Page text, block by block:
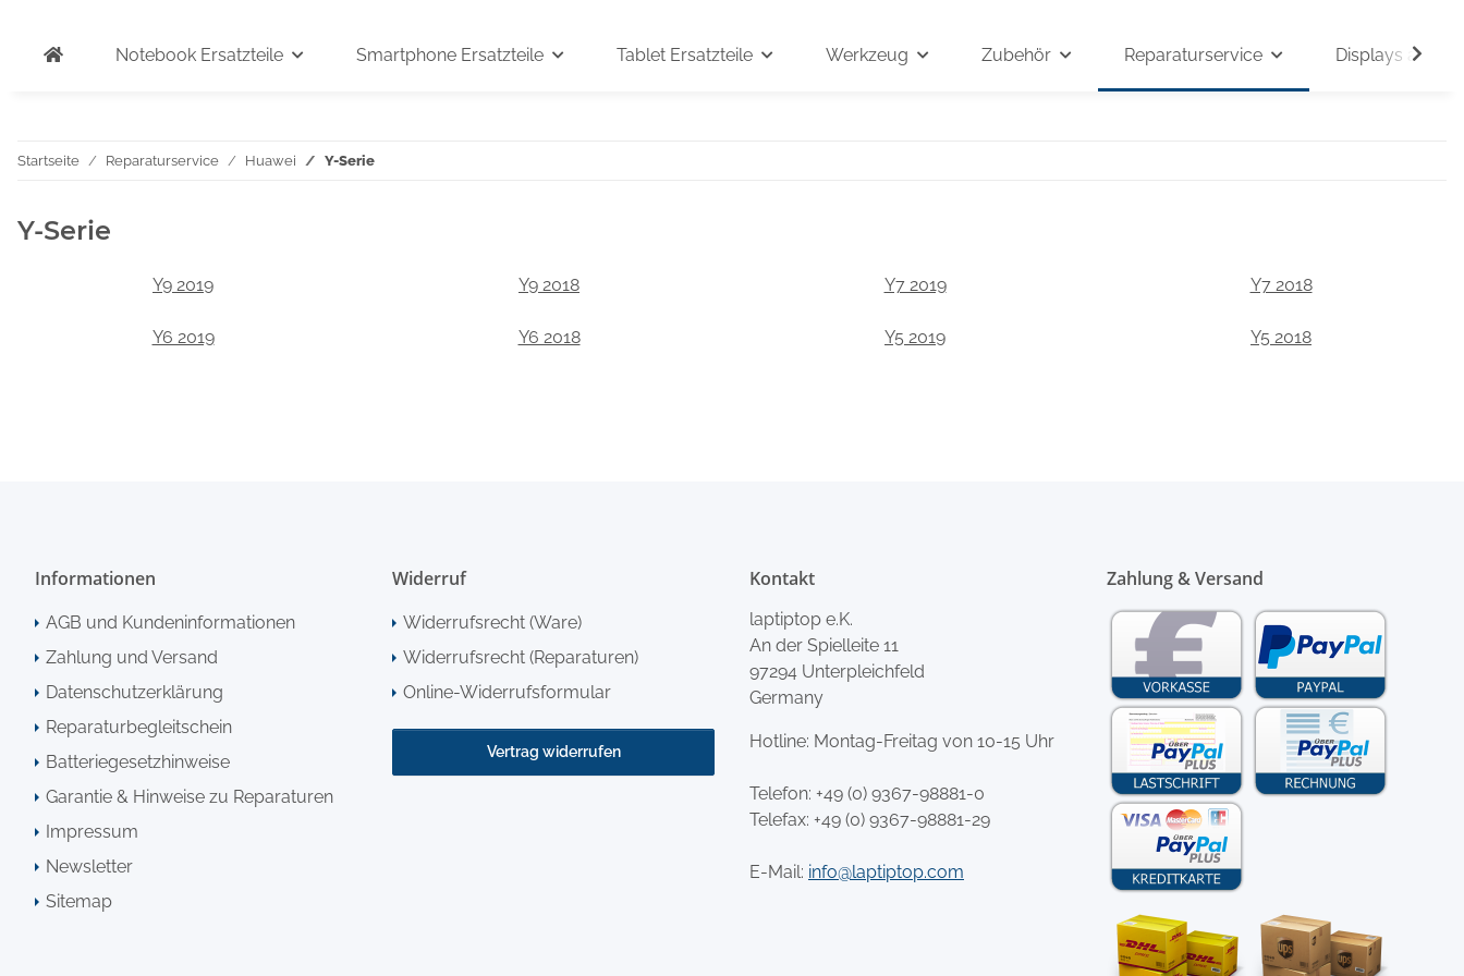
Notebook Ersatzteile Smartphone Ersatzteile Tablet Ersatzteile Werkzeug Zubehör Reparaturservice Displays auf
Startseite Reparaturservice Huawei Y-Serie
Y-Serie
Y9 2019 Y9 2018 Y7 2019 Y7 2018
Y6 2019 Y6 2018 Y5 2019 Y5 2018
Informationen
AGB und Kundeninformationen
Zahlung und Versand
Datenschutzerklärung
Reparaturbegleitschein
Batteriegesetzhinweise
Garantie & Hinweise zu Reparaturen
Impressum
Newsletter
Sitemap
Widerruf
Widerrufsrecht (Ware)
Widerrufsrecht (Reparaturen)
Online-Widerrufsformular
Vertrag widerrufen
Kontakt
laptiptop e.K.
An der Spielleite 11
97294 Unterpleichfeld
Germany
Hotline: Montag-Freitag von 10-15 Uhr
Telefon: +49 (0) 9367-98881-0
Telefax: +49 (0) 9367-98881-29
E-Mail: info@laptiptop.com
Zahlung & Versand